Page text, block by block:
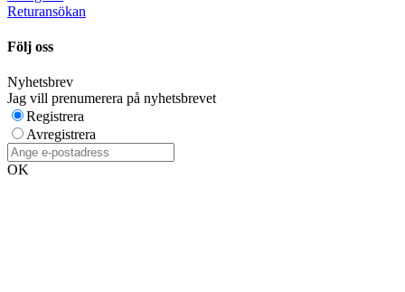
Returansökan
Följ oss
Nyhetsbrev
Jag vill prenumerera på nyhetsbrevet
Registrera
Avregistrera
OK